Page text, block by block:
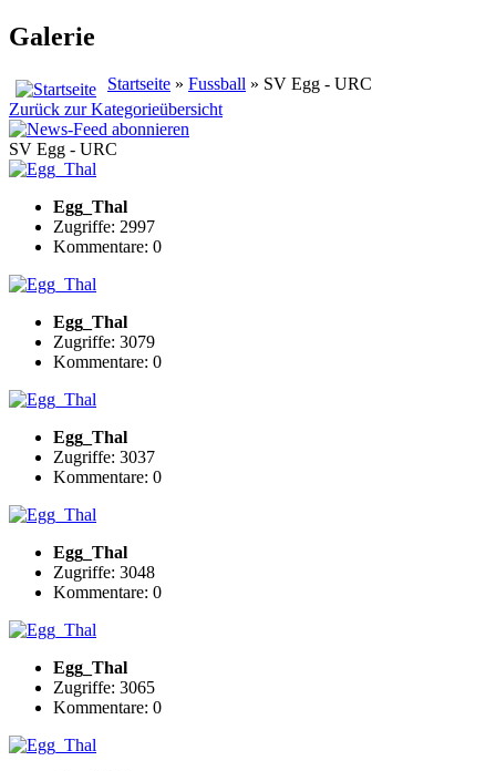
Galerie
Startseite » Fussball » SV Egg - URC
Zurück zur Kategorieübersicht
SV Egg - URC
Egg_Thal
Zugriffe: 2997
Kommentare: 0
Egg_Thal
Zugriffe: 3079
Kommentare: 0
Egg_Thal
Zugriffe: 3037
Kommentare: 0
Egg_Thal
Zugriffe: 3048
Kommentare: 0
Egg_Thal
Zugriffe: 3065
Kommentare: 0